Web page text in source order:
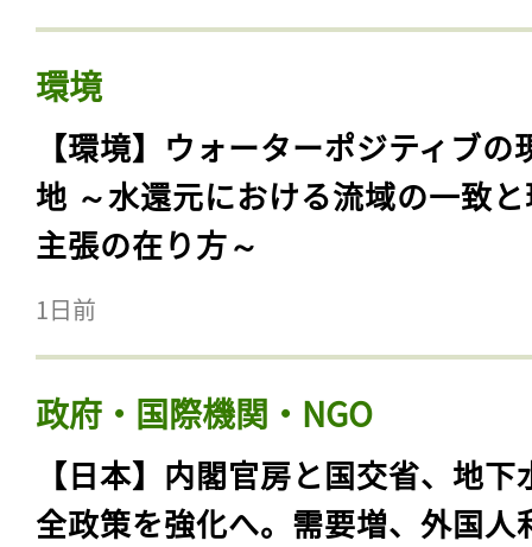
環境
【環境】ウォーターポジティブの
地 ～水還元における流域の一致
主張の在り方～
1日前
政府・国際機関・NGO
【日本】内閣官房と国交省、地下
全政策を強化へ。需要増、外国人